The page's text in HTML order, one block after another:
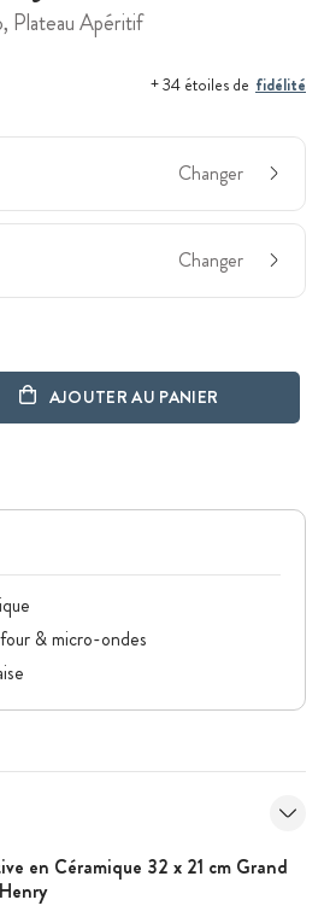
Plateau Apéritif
+ 34 étoiles de fidélité
Changer
Changer
AJOUTER AU PANIER
& micro-ondes
en Céramique 32 x 21 cm Grand